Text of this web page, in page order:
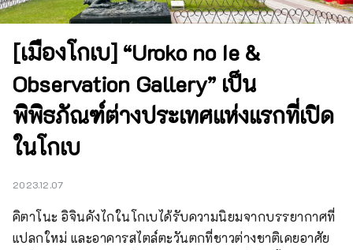
[เมืองโกเบ] “Uroko no Ie &
Observation Gallery” เป็น
พิพิธภัณฑ์ต่างประเทศแห่งแรกที่เปิด
ในโกเบ
2023.12.07
คิตาโนะ อิจินคังไกในโกเบได้รับความนิยมจากบรรยากาศที่
แปลกใหม่ และอาคารสไตล์ตะวันตกที่ชาวต่างชาติเคยอาศัย